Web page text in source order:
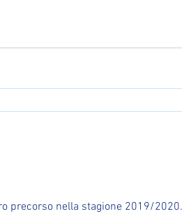
precorso nella stagione 2019/